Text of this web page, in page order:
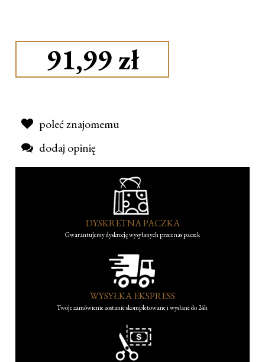
91,99 zł
poleć znajomemu
dodaj opinię
DYSKRETNA PACZKA
Gwarantujemy dyskrecję wysyłanych przez nas paczek
WYSYŁKA EKSPRESS
Twoje zamówienie zostanie skompletowane i wysłane do 24h